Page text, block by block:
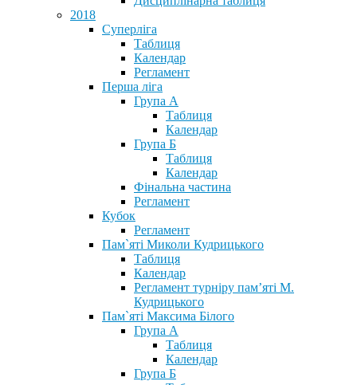
2018
Суперліга
Таблиця
Календар
Регламент
Перша ліга
Група А
Таблиця
Календар
Група Б
Таблиця
Календар
Фінальна частина
Регламент
Кубок
Регламент
Пам`яті Миколи Кудрицького
Таблиця
Календар
Регламент турніру пам’яті М.
Кудрицького
Пам`яті Максима Білого
Група А
Таблиця
Календар
Група Б